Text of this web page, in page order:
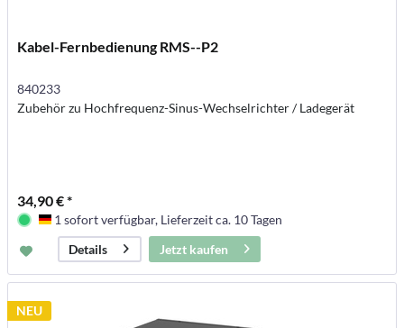
Kabel-Fernbedienung RMS--P2
840233
Zubehör zu Hochfrequenz-Sinus-Wechselrichter / Ladegerät
34,90 € *
Deutschland
1 sofort verfügbar, Lieferzeit ca. 10 Tagen
Details
Jetzt kaufen
NEU